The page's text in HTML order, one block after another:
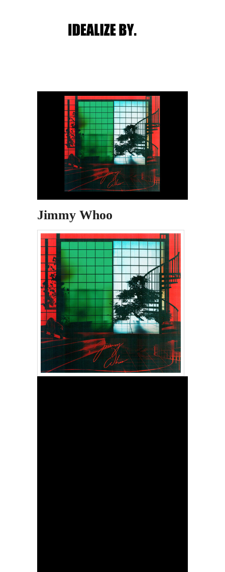
Post navigation
Jimmy Whoo